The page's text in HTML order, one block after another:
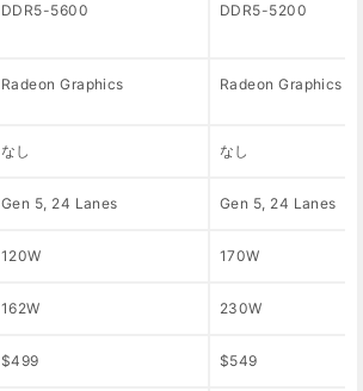
DDR5-5600 DDR5-5200
Radeon Graphics Radeon Graphics
なし なし
Gen 5, 24 Lanes Gen 5, 24 Lanes
120W 170W
162W 230W
$499 $549